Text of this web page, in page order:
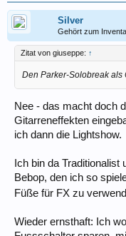
Silver
Gehört zum
Zitat von giuseppe: ↑
Den Parker-Solobreak als
Nee - das macht doch
Gitarreneffekten
ich dann die Lightshow.
Ich bin da
Bebop, den ich so
Füße für FX zu
Wieder ernsthaft: Ich